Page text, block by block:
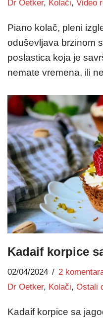
Dr Oetker, Kolači, Video
Piano kolač, pleni
oduševljava brzinom
poslastica koja je
nemate vremena, ili
Kadaif korpice
02/04/2024
2
Dr Oetker, Kolači, Ostali
Kadaif korpice sa